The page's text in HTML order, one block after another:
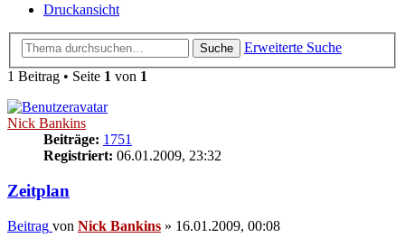
Druckansicht
Suche
Erweiterte Suche
1 Beitrag • Seite 1 von 1
Nick Bankins
Beiträge: 1751
Registriert: 06.01.2009, 23:32
Zeitplan
Beitrag von Nick Bankins » 16.01.2009, 00:08